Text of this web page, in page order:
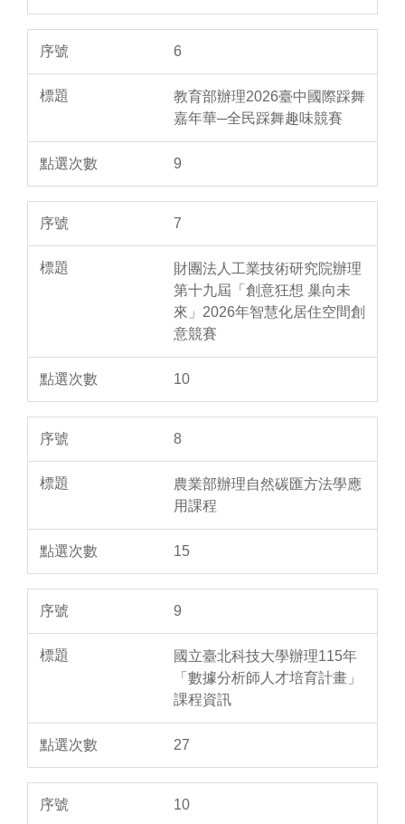
6
教育部辦理2026臺中國際踩舞
嘉年華─全民踩舞趣味競賽
9
7
財團法人工業技術研究院辦理
第十九屆「創意狂想 巢向未
來」2026年智慧化居住空間創
意競賽
10
8
農業部辦理自然碳匯方法學應
用課程
15
9
國立臺北科技大學辦理115年
「數據分析師人才培育計畫」
課程資訊
27
10